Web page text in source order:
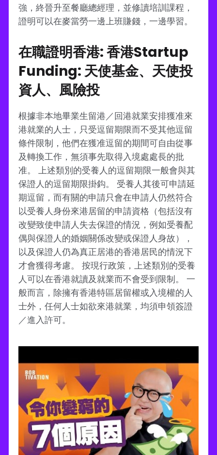
強，終晉升至餐廳總經理，並修讀培訓課程，
證明可以在麥當勞一邊上班賺錢，一邊學習。
在職證明香港: 香港Startup
Funding: 天使基金、天使投
資人、風險投
根據非本地畢業生留港／回港就業安排獲准來
港就業的人士，只受逗留期限而不受其他逗留
條件限制，他們在獲准逗留的期間可自由從事
及轉換工作，無須事先取得入境處處長的批
准。 上述類別的受養人的逗留期限一般會與其
保證人的逗留期限掛鈎。 受養人其後可申請延
期逗留，而有關的申請只會在申請人仍然符合
以受養人身份來港居留的申請資格（包括沒有
改變致使申請人失去保證的情況，例如受養配
偶與保證人的婚姻關係改變或保證人身故），
以及保證人仍為真正居港的香港居民的情況下
才會獲得考慮。 按現行政策，上述類別的受養
人可以在香港就讀及就業而不會受到限制。 一
般而言，除擁有香港特區居留權或入境權的人
士外，任何人士如欲來港就業，均須申領簽證
／進入許可。